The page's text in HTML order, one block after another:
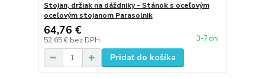
Stojan, držiak na dáždniky - Stánok s oceľovým
oceľovým stojanom Parasolnik
64,76 €
52,65 € bez DPH 3-7 dni
Pridať do košíka